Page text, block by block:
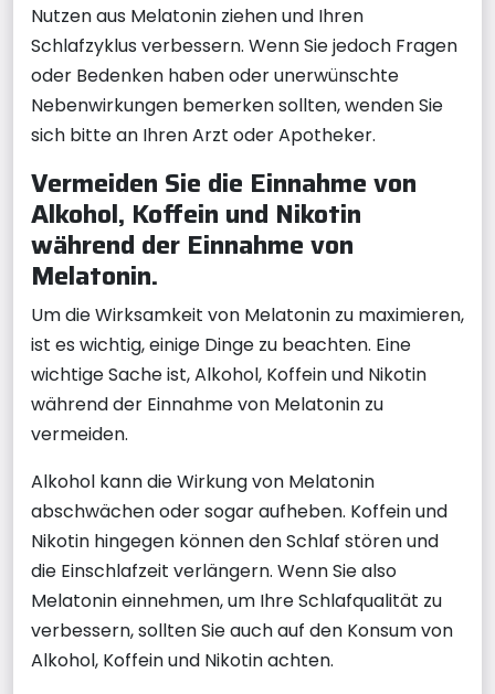
Nutzen aus Melatonin ziehen und Ihren
Schlafzyklus verbessern. Wenn Sie jedoch Fragen
oder Bedenken haben oder unerwünschte
Nebenwirkungen bemerken sollten, wenden Sie
sich bitte an Ihren Arzt oder Apotheker.
Vermeiden Sie die Einnahme von
Alkohol, Koffein und Nikotin
während der Einnahme von
Melatonin.
Um die Wirksamkeit von Melatonin zu maximieren,
ist es wichtig, einige Dinge zu beachten. Eine
wichtige Sache ist, Alkohol, Koffein und Nikotin
während der Einnahme von Melatonin zu
vermeiden.
Alkohol kann die Wirkung von Melatonin
abschwächen oder sogar aufheben. Koffein und
Nikotin hingegen können den Schlaf stören und
die Einschlafzeit verlängern. Wenn Sie also
Melatonin einnehmen, um Ihre Schlafqualität zu
verbessern, sollten Sie auch auf den Konsum von
Alkohol, Koffein und Nikotin achten.